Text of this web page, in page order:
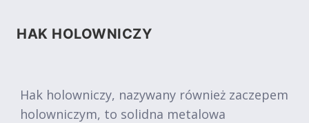
HAK HOLOWNICZY
Hak holowniczy, nazywany również zaczepem
holowniczym, to solidna metalowa